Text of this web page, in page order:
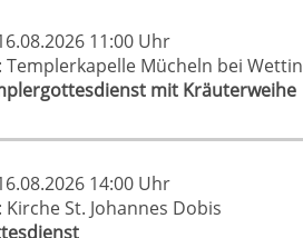
11:00 Uhr
Templerkapelle Mücheln bei Wettin
mit Kräuterweihe
14:00 Uhr
Kirche St. Johannes Dobis